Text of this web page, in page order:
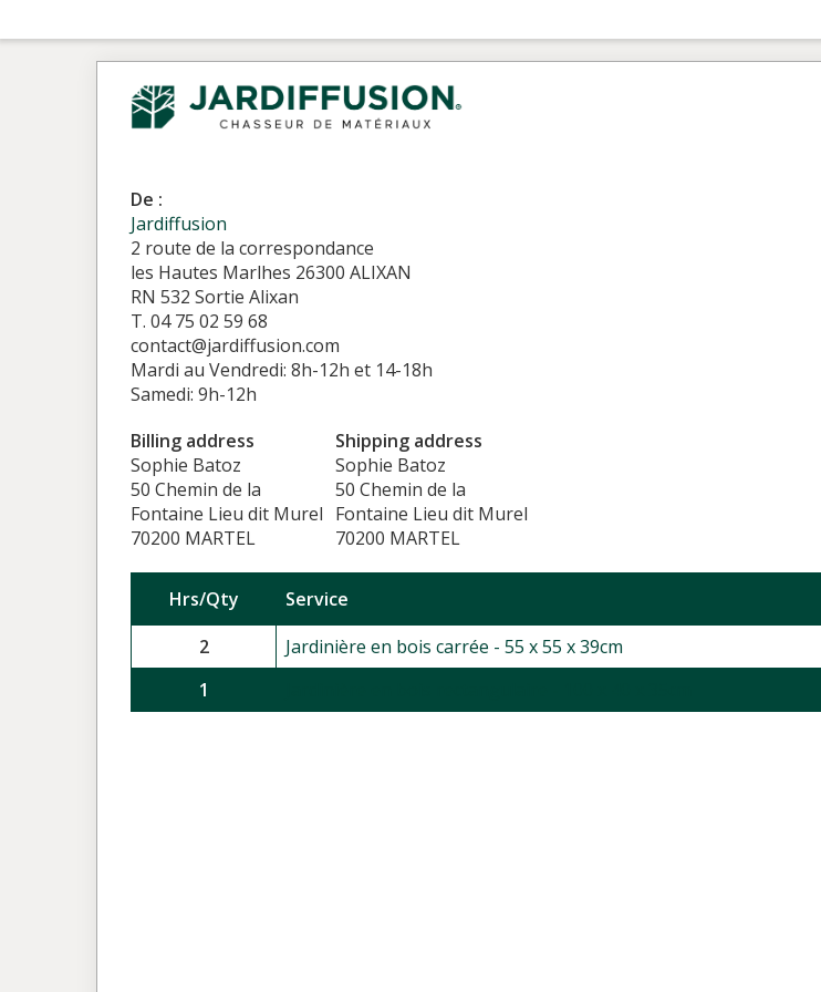
De :
Jardiffusion
2 route de la correspondance
les Hautes Marlhes 26300 ALIXAN
RN 532 Sortie Alixan
T. 04 75 02 59 68
contact@jardiffusion.com
Mardi au Vendredi: 8h-12h et 14-18h
Samedi: 9h-12h
Billing address
Sophie Batoz
50 Chemin de la
Fontaine Lieu dit Murel
70200 MARTEL
Shipping address
Sophie Batoz
50 Chemin de la
Fontaine Lieu dit Murel
70200 MARTEL
Hrs/Qty Service
2
Jardinière en bois carrée - 55 x 55 x 39cm
1